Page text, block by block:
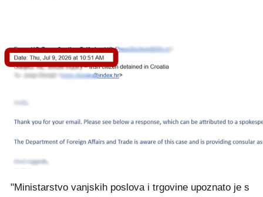
"Ministarstvo vanjskih poslova i trgovine upoznato je s